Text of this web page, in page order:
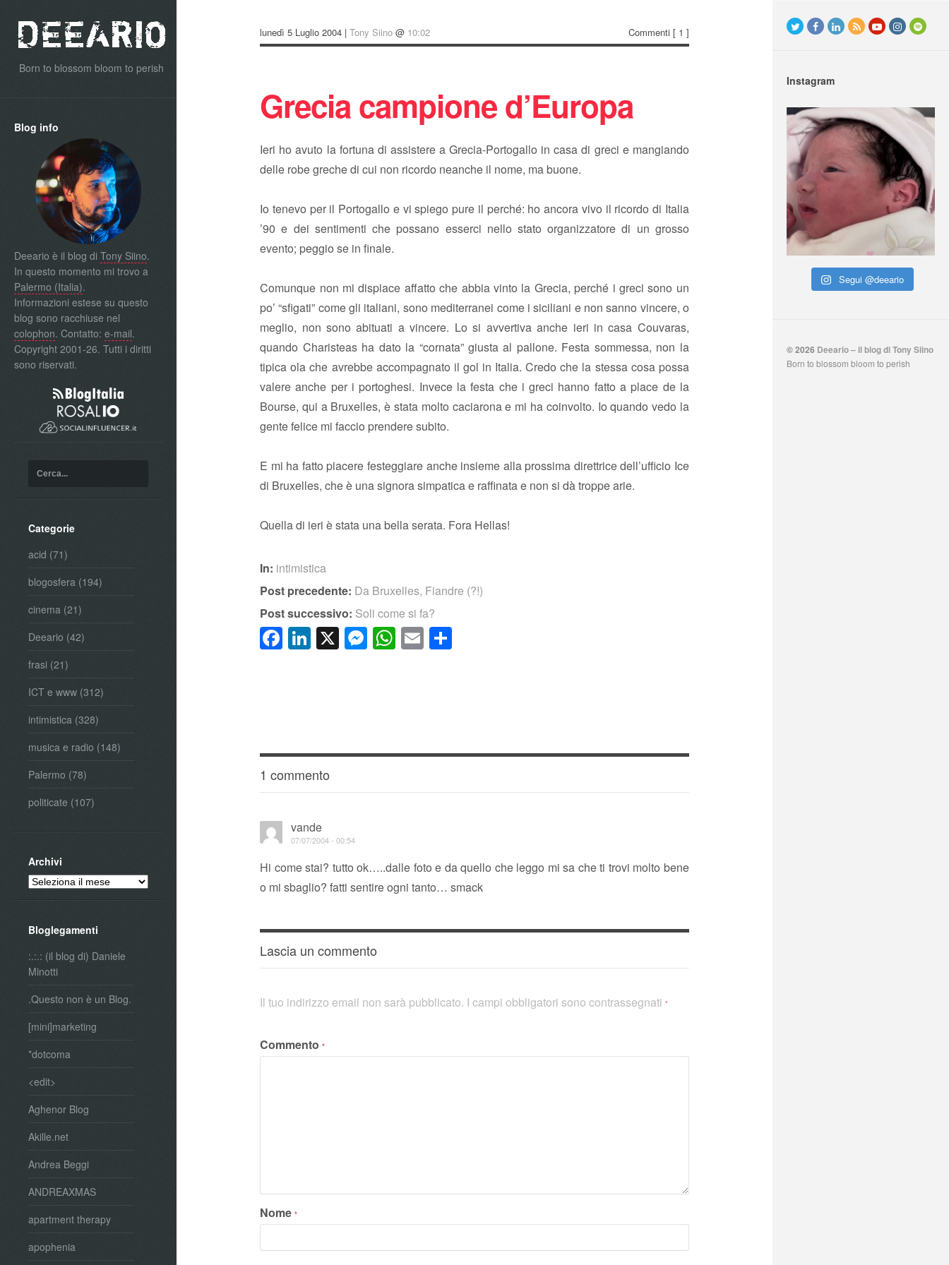
Born to blossom bloom to perish
Blog info
Deeario è il blog di Tony Siino.
In questo momento mi trovo a
Palermo (Italia).
Informazioni estese su questo
blog sono racchiuse nel
colophon. Contatto: e-mail.
Copyright 2001-26. Tutti i diritti
sono riservati.
Categorie
acid (71)
blogosfera (194)
cinema (21)
Deeario (42)
frasi (21)
ICT e www (312)
intimistica (328)
musica e radio (148)
Palermo (78)
politicate (107)
Archivi
Archivi
Bloglegamenti
:.:.: (il blog di) Daniele
Minotti
.Questo non è un Blog.
[mini]marketing
*dotcoma
<edit>
Aghenor Blog
Akille.net
Andrea Beggi
ANDREAXMAS
apartment therapy
apophenia
lunedì 5 Luglio 2004 |Tony Siino @ 10:02 Commenti [ 1 ]
Grecia campione d’Europa
Ieri ho avuto la fortuna di assistere a Grecia-Portogallo in casa di greci e mangiando
delle robe greche di cui non ricordo neanche il nome, ma buone.
Io tenevo per il Portogallo e vi spiego pure il perché: ho ancora vivo il ricordo di Italia
’90 e dei sentimenti che possano esserci nello stato organizzatore di un grosso
evento; peggio se in finale.
Comunque non mi dispiace affatto che abbia vinto la Grecia, perché i greci sono un
po’ “sfigati” come gli italiani, sono mediterranei come i siciliani e non sanno vincere, o
meglio, non sono abituati a vincere. Lo si avvertiva anche ieri in casa Couvaras,
quando Charisteas ha dato la “cornata” giusta al pallone. Festa sommessa, non la
tipica ola che avrebbe accompagnato il gol in Italia. Credo che la stessa cosa possa
valere anche per i portoghesi. Invece la festa che i greci hanno fatto a place de la
Bourse, qui a Bruxelles, è stata molto caciarona e mi ha coinvolto. Io quando vedo la
gente felice mi faccio prendere subito.
E mi ha fatto piacere festeggiare anche insieme alla prossima direttrice dell’ufficio Ice
di Bruxelles, che è una signora simpatica e raffinata e non si dà troppe arie.
Quella di ieri è stata una bella serata. Fora Hellas!
In: intimistica
Post precedente: Da Bruxelles, Fiandre (?!)
Post successivo: Soli come si fa?
Facebook
LinkedIn
X Messenger
WhatsApp
Email
1 commento
vande
07/07/2004 - 00:54
Hi come stai? tutto ok…..dalle foto e da quello che leggo mi sa che ti trovi molto bene
o mi sbaglio? fatti sentire ogni tanto… smack
Lascia un commento
Il tuo indirizzo email non sarà pubblicato. I campi obbligatori sono contrassegnati*
Commento*
Nome*
Instagram
Segui @deeario
© 2026 Deeario – il blog di Tony Siino
Born to blossom bloom to perish